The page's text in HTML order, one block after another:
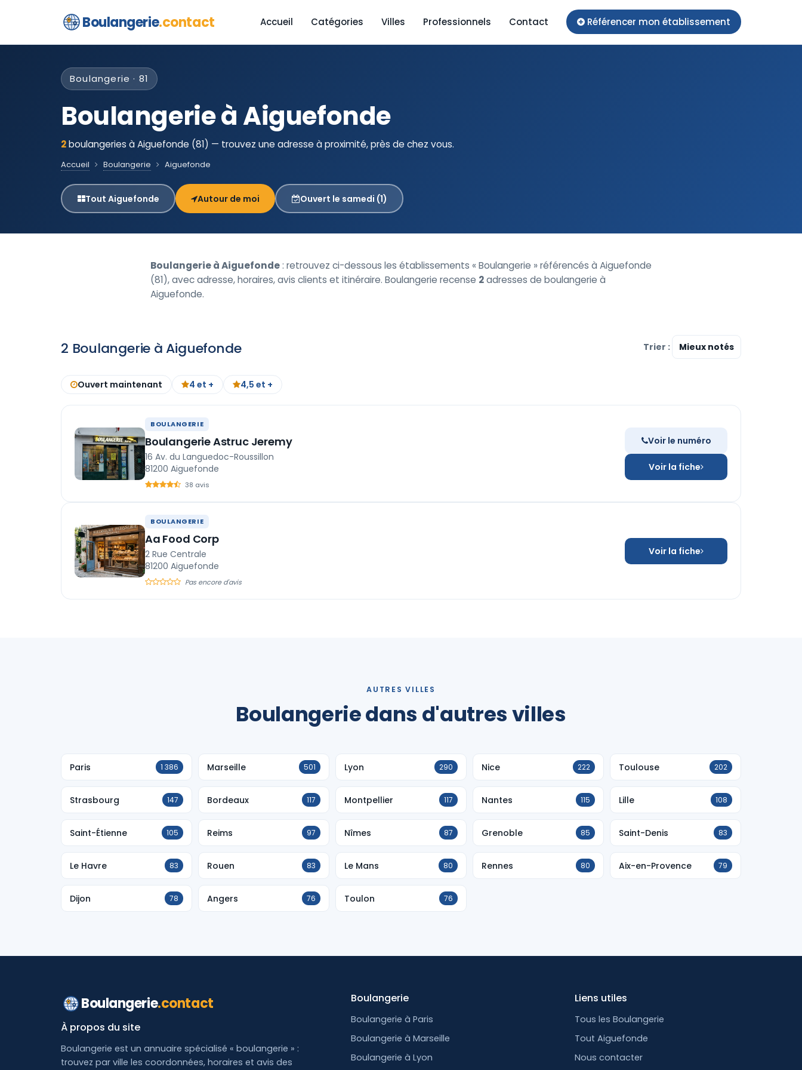
Boulangerie.contact Accueil Catégories Villes Professionnels Contact Référencer mon établissement
Boulangerie · 81
Boulangerie à Aiguefonde
2boulangeries à Aiguefonde (81) — trouvez une adresse à proximité, près de chez vous.
Accueil Boulangerie Aiguefonde
Tout Aiguefonde Autour de moi Ouvert le samedi (1)
Boulangerie à Aiguefonde: retrouvez ci-dessous les établissements « Boulangerie » référencés à Aiguefonde
(81), avec adresse, horaires, avis clients et itinéraire. Boulangerie recense 2adresses de boulangerie à
Aiguefonde.
2 Boulangerie à Aiguefonde Trier :
Ouvert maintenant 4 et + 4,5 et +
BOULANGERIE
Boulangerie Astruc Jeremy
16 Av. du Languedoc-Roussillon
81200 Aiguefonde
38 avis
Voir le numéro
Voir la fiche
BOULANGERIE
Aa Food Corp
2 Rue Centrale
81200 Aiguefonde
Pas encore d'avis
Voir la fiche
AUTRES VILLES
Boulangerie dans d'autres villes
Paris 1 386 Marseille 501 Lyon 290 Nice 222 Toulouse 202
Strasbourg 147 Bordeaux 117 Montpellier 117 Nantes 115 Lille 108
Saint-Étienne 105 Reims 97 Nîmes 87 Grenoble 85 Saint-Denis 83
Le Havre 83 Rouen 83 Le Mans 80 Rennes 80 Aix-en-Provence 79
Dijon 78 Angers 76 Toulon 76
Boulangerie.contact
À propos du site
Boulangerie est un annuaire spécialisé « boulangerie » :
trouvez par ville les coordonnées, horaires et avis des
Boulangerie
Boulangerie à Paris
Boulangerie à Marseille
Boulangerie à Lyon
Liens utiles
Tous les Boulangerie
Tout Aiguefonde
Nous contacter